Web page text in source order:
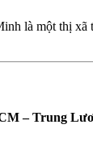
là một thị
– Trung